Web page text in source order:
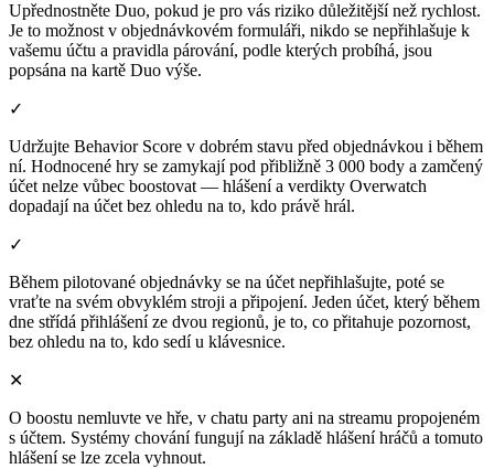
Upřednostněte Duo, pokud je pro vás riziko důležitější než rychlost.
Je to možnost v objednávkovém formuláři, nikdo se nepřihlašuje k
vašemu účtu a pravidla párování, podle kterých probíhá, jsou
popsána na kartě Duo výše.
✓
Udržujte Behavior Score v dobrém stavu před objednávkou i během
ní. Hodnocené hry se zamykají pod přibližně 3 000 body a zamčený
účet nelze vůbec boostovat — hlášení a verdikty Overwatch
dopadají na účet bez ohledu na to, kdo právě hrál.
✓
Během pilotované objednávky se na účet nepřihlašujte, poté se
vraťte na svém obvyklém stroji a připojení. Jeden účet, který během
dne střídá přihlášení ze dvou regionů, je to, co přitahuje pozornost,
bez ohledu na to, kdo sedí u klávesnice.
✕
O boostu nemluvte ve hře, v chatu party ani na streamu propojeném
s účtem. Systémy chování fungují na základě hlášení hráčů a tomuto
hlášení se lze zcela vyhnout.